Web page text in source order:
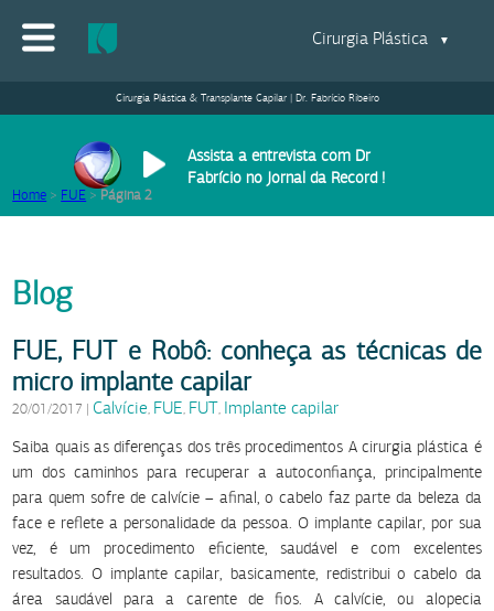
Cirurgia Plástica ▼
Cirurgia Plástica & Transplante Capilar | Dr. Fabrício Ribeiro
Assista a entrevista com Dr
Fabrício no Jornal da Record !
Home > FUE > Página 2
Blog
FUE, FUT e Robô: conheça as técnicas de
micro implante capilar
20/01/2017 | Calvície, FUE, FUT, Implante capilar
Saiba quais as diferenças dos três procedimentos A cirurgia plástica é
um dos caminhos para recuperar a autoconfiança, principalmente
para quem sofre de calvície – afinal, o cabelo faz parte da beleza da
face e reflete a personalidade da pessoa. O implante capilar, por sua
vez, é um procedimento eficiente, saudável e com excelentes
resultados. O implante capilar, basicamente, redistribui o cabelo da
área saudável para a carente de fios. A calvície, ou alopecia